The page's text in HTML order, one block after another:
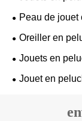
Peau de jouet
Oreiller en
Jouets en
Jouet en